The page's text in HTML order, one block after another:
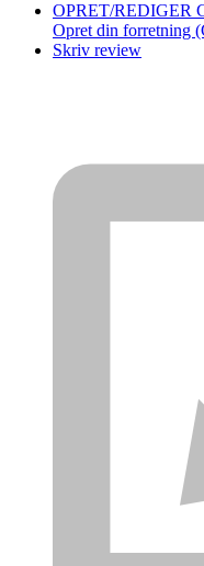
OPRET/REDIGER
Opret din forretning
Skriv review